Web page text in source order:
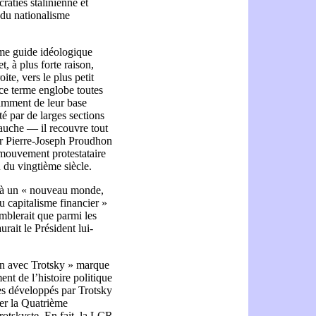
stalinienne et
nationalisme
guide idéologique
à plus forte raison,
vers le plus petit
terme englobe toutes
de leur base
par de larges sections
— il recouvre tout
Pierre-Joseph Proudhon
protestataire
vingtième siècle.
un « nouveau monde,
capitalisme financier »
que parmi les
le Président lui-
avec Trotsky » marque
de l’histoire politique
développés par Trotsky
la Quatrième